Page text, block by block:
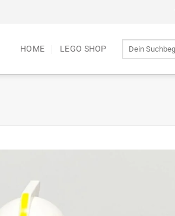
HOME LEGO SHOP
Suche